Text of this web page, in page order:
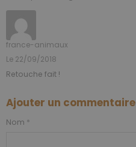
france-animaux
Le 22/09/2018
Retouche fait !
Ajouter un commentaire
Nom